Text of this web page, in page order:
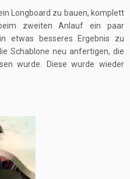
Longboard zu bauen, komplett
zweiten Anlauf ein paar
etwas besseres Ergebnis zu
Schablone neu anfertigen, die
wurde. Diese wurde wieder